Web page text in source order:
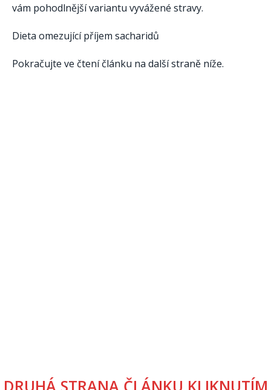
vám pohodlnější variantu vyvážené stravy.
Dieta omezující příjem sacharidů
Pokračujte ve čtení článku na další straně níže.